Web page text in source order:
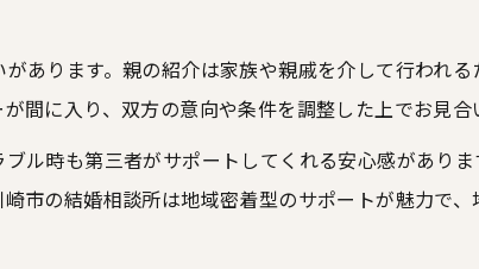
けたいNG話題リスト
性の立ち居振る舞いポイント
すべき会話マナーの基礎
得る笑顔と表情のコツ
備ポイントとは
あります。親の紹介は家族や親戚を介して行われ
に入り、双方の意向や条件を調整した上でお見合
ル時も第三者がサポートしてくれる安心感があり
市の結婚相談所は地域密着型のサポートが魅力で